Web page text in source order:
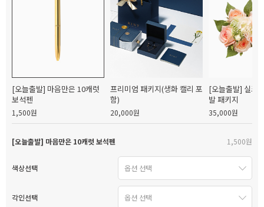
[오늘출발] 마음만은 10캐럿
보석펜
1,500원
프리미엄 패키지(생화 캘리 포
함)
20,000원
[오늘출발] 실크
발 패키지
35,000원
[오늘출발] 마음만은 10캐럿 보석펜 1,500원
색상선택
각인선택